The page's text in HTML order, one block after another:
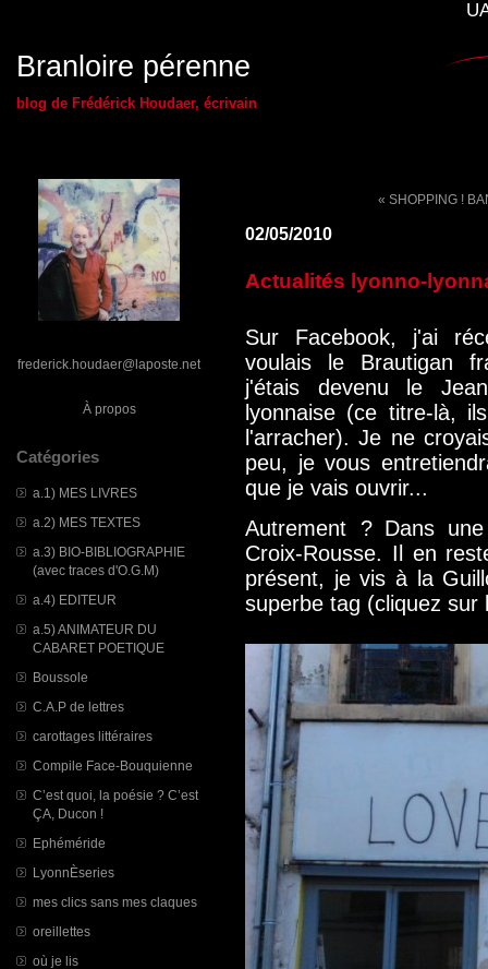
Branloire pérenne
blog de Frédérick Houdaer, écrivain
frederick.houdaer@laposte.net
À propos
Catégories
a.1) MES LIVRES
a.2) MES TEXTES
a.3) BIO-BIBLIOGRAPHIE
(avec traces d'O.G.M)
a.4) EDITEUR
a.5) ANIMATEUR DU
CABARET POETIQUE
Boussole
C.A.P de lettres
carottages littéraires
Compile Face-Bouquienne
C’est quoi, la poésie ? C’est
ÇA, Ducon !
Ephéméride
LyonnÈseries
mes clics sans mes claques
oreillettes
où je lis
« SHOPPING !
02/05/2010
Actualités lyonno-
Sur Facebook, j'ai
voulais le Brautigan
j'étais devenu le
lyonnaise (ce titre-là,
l'arracher). Je ne
peu, je vous
que je vais ouvrir...
Autrement ? Dans
Croix-Rousse. Il en
présent, je vis à la
superbe tag (cliquez sur